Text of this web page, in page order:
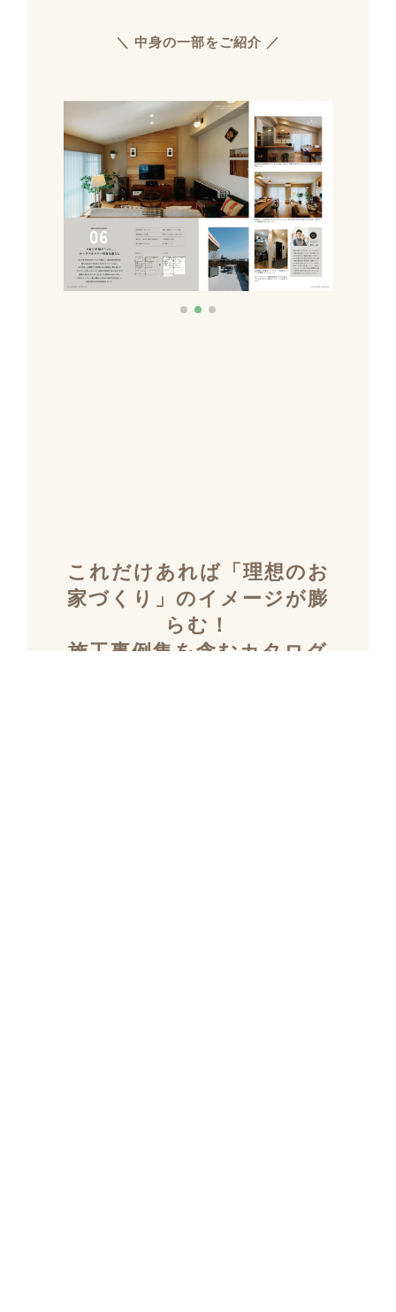
＼ 中身の一部をご紹介 ／
これだけあれば「理想のお
家づくり」のイメージが膨
らむ！
施工事例集を含むカタログ